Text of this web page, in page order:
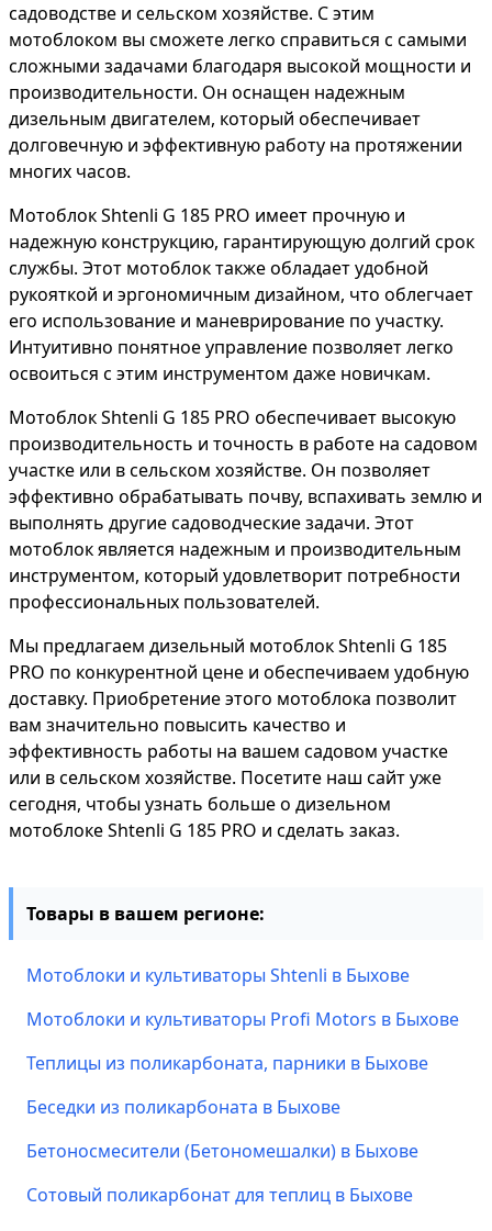
садоводстве и сельском хозяйстве. С этим
мотоблоком вы сможете легко справиться с самыми
сложными задачами благодаря высокой мощности и
производительности. Он оснащен надежным
дизельным двигателем, который обеспечивает
долговечную и эффективную работу на протяжении
многих часов.
Мотоблок Shtenli G 185 PRO имеет прочную и
надежную конструкцию, гарантирующую долгий срок
службы. Этот мотоблок также обладает удобной
рукояткой и эргономичным дизайном, что облегчает
его использование и маневрирование по участку.
Интуитивно понятное управление позволяет легко
освоиться с этим инструментом даже новичкам.
Мотоблок Shtenli G 185 PRO обеспечивает высокую
производительность и точность в работе на садовом
участке или в сельском хозяйстве. Он позволяет
эффективно обрабатывать почву, вспахивать землю и
выполнять другие садоводческие задачи. Этот
мотоблок является надежным и производительным
инструментом, который удовлетворит потребности
профессиональных пользователей.
Мы предлагаем дизельный мотоблок Shtenli G 185
PRO по конкурентной цене и обеспечиваем удобную
доставку. Приобретение этого мотоблока позволит
вам значительно повысить качество и
эффективность работы на вашем садовом участке
или в сельском хозяйстве. Посетите наш сайт уже
сегодня, чтобы узнать больше о дизельном
мотоблоке Shtenli G 185 PRO и сделать заказ.
Товары в вашем регионе:
Мотоблоки и культиваторы Shtenli в Быхове
Мотоблоки и культиваторы Profi Motors в Быхове
Теплицы из поликарбоната, парники в Быхове
Беседки из поликарбоната в Быхове
Бетоносмесители (Бетономешалки) в Быхове
Сотовый поликарбонат для теплиц в Быхове